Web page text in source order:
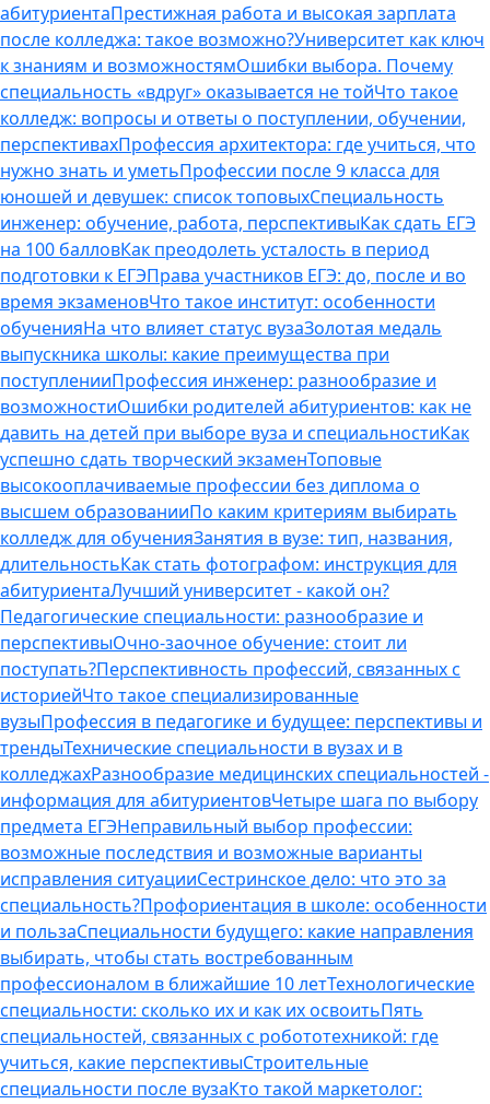
абитуриентаПрестижная работа и высокая зарплата
после колледжа: такое возможно?Университет как ключ
к знаниям и возможностямОшибки выбора. Почему
специальность «вдруг» оказывается не тойЧто такое
колледж: вопросы и ответы о поступлении, обучении,
перспективахПрофессия архитектора: где учиться, что
нужно знать и уметьПрофессии после 9 класса для
юношей и девушек: список топовыхСпециальность
инженер: обучение, работа, перспективыКак сдать ЕГЭ
на 100 балловКак преодолеть усталость в период
подготовки к ЕГЭПрава участников ЕГЭ: до, после и во
время экзаменовЧто такое институт: особенности
обученияНа что влияет статус вузаЗолотая медаль
выпускника школы: какие преимущества при
поступленииПрофессия инженер: разнообразие и
возможностиОшибки родителей абитуриентов: как не
давить на детей при выборе вуза и специальностиКак
успешно сдать творческий экзаменТоповые
высокооплачиваемые профессии без диплома о
высшем образованииПо каким критериям выбирать
колледж для обученияЗанятия в вузе: тип, названия,
длительностьКак стать фотографом: инструкция для
абитуриентаЛучший университет - какой он?
Педагогические специальности: разнообразие и
перспективыОчно-заочное обучение: стоит ли
поступать?Перспективность профессий, связанных с
историейЧто такое специализированные
вузыПрофессия в педагогике и будущее: перспективы и
трендыТехнические специальности в вузах и в
колледжахРазнообразие медицинских специальностей -
информация для абитуриентовЧетыре шага по выбору
предмета ЕГЭНеправильный выбор профессии:
возможные последствия и возможные варианты
исправления ситуацииСестринское дело: что это за
специальность?Профориентация в школе: особенности
и пользаСпециальности будущего: какие направления
выбирать, чтобы стать востребованным
профессионалом в ближайшие 10 летТехнологические
специальности: сколько их и как их освоитьПять
специальностей, связанных с робототехникой: где
учиться, какие перспективыСтроительные
специальности после вузаКто такой маркетолог: